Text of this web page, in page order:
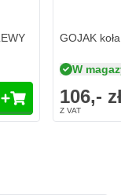
szerokości do 32
GOJAK
W
106,-